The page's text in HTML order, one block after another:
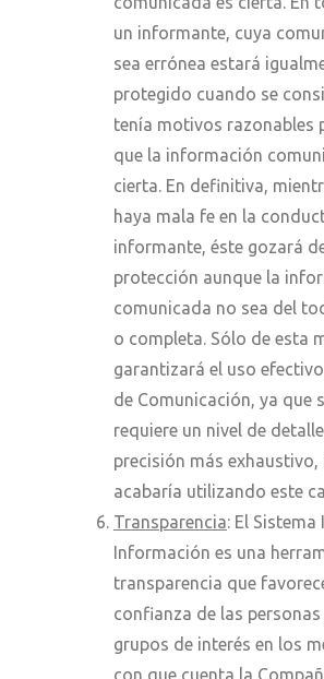
un informante, cuya
sea errónea estará
protegido cuando se
tenía motivos razonables
que la información
cierta. En definitiva,
haya mala fe en la
informante, éste gozará
protección aunque la
comunicada no sea del
o completa. Sólo de esta
garantizará el uso
de Comunicación, ya que
requiere un nivel de
precisión más exhaustivo,
acabaría utilizando este
Transparencia: El
Información es una
transparencia que
confianza de las personas
grupos de interés en los
con que cuenta la